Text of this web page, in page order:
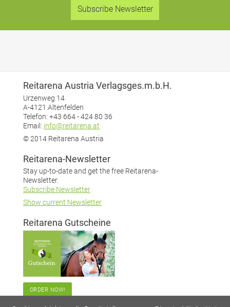
Subscribe Newsletter
Reitarena Austria Verlagsges.m.b.H.
Urzenweg 14
A-4121 Altenfelden
Telefon: +43 664 - 424 80 36
Email: info@reitarena.at
© 2014 Reitarena Austria
Reitarena-Newsletter
Stay up-to-date and get the free Reitarena-
Newsletter.
Subscribe Newsletter
Show current Newsletter
Reitarena Gutscheine
ORDER NOW!